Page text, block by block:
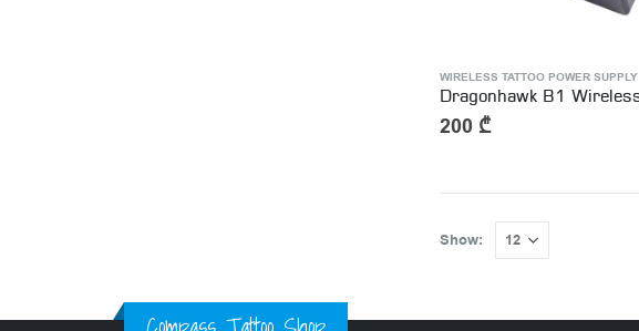
WIRELESS TATTOO POWER SUPPLY
200 ₾
Show: